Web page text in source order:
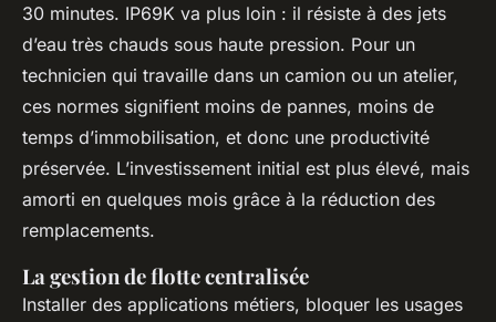
30 minutes. IP69K va plus loin : il résiste à des jets
d’eau très chauds sous haute pression. Pour un
technicien qui travaille dans un camion ou un atelier,
ces normes signifient moins de pannes, moins de
temps d’immobilisation, et donc une productivité
préservée. L’investissement initial est plus élevé, mais
amorti en quelques mois grâce à la réduction des
remplacements.
La gestion de flotte centralisée
Installer des applications métiers, bloquer les usages